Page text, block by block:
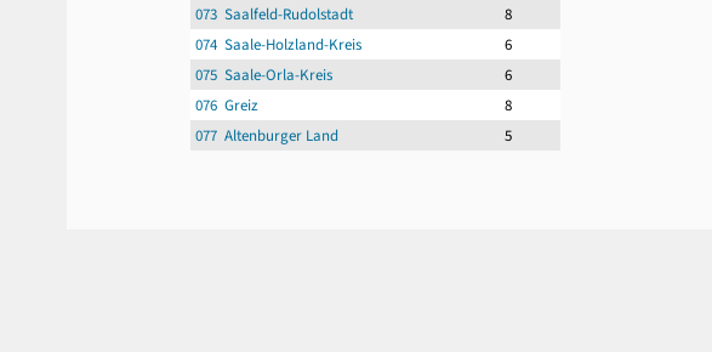
073 Saalfeld-Rudolstadt
8
074 Saale-Holzland-Kreis
6
075 Saale-Orla-Kreis
6
076 Greiz
8
077 Altenburger Land
5